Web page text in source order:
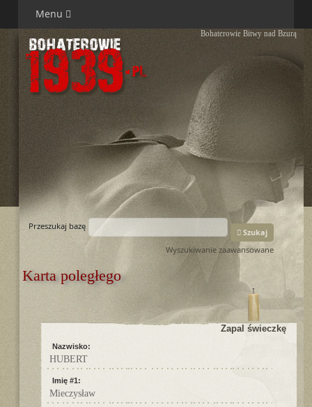
Menu
Bohaterowie Bitwy nad Bzurą
Przeszukaj bazę
Szukaj
Wyszukiwanie zaawansowane
Karta poległego
Zapal świeczkę
Nazwisko:
HUBERT
Imię #1:
Mieczysław